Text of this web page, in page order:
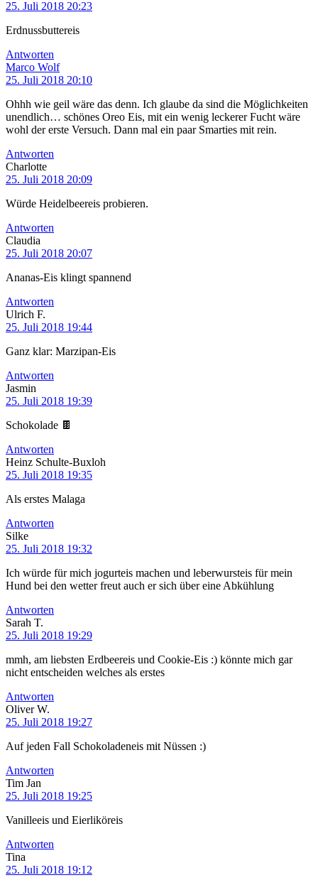
25. Juli 2018 20:23
Erdnussbuttereis
Antworten
Marco Wolf
25. Juli 2018 20:10
Ohhh wie geil wäre das denn. Ich glaube da sind die Möglichkeiten
unendlich… schönes Oreo Eis, mit ein wenig leckerer Fucht wäre
wohl der erste Versuch. Dann mal ein paar Smarties mit rein.
Antworten
Charlotte
25. Juli 2018 20:09
Würde Heidelbeereis probieren.
Antworten
Claudia
25. Juli 2018 20:07
Ananas-Eis klingt spannend
Antworten
Ulrich F.
25. Juli 2018 19:44
Ganz klar: Marzipan-Eis
Antworten
Jasmin
25. Juli 2018 19:39
Schokolade 🍫
Antworten
Heinz Schulte-Buxloh
25. Juli 2018 19:35
Als erstes Malaga
Antworten
Silke
25. Juli 2018 19:32
Ich würde für mich jogurteis machen und leberwursteis für mein
Hund bei den wetter freut auch er sich über eine Abkühlung
Antworten
Sarah T.
25. Juli 2018 19:29
mmh, am liebsten Erdbeereis und Cookie-Eis :) könnte mich gar
nicht entscheiden welches als erstes
Antworten
Oliver W.
25. Juli 2018 19:27
Auf jeden Fall Schokoladeneis mit Nüssen :)
Antworten
Tim Jan
25. Juli 2018 19:25
Vanilleeis und Eierliköreis
Antworten
Tina
25. Juli 2018 19:12